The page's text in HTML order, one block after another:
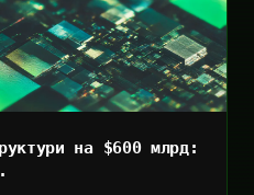
на $600 млрд: